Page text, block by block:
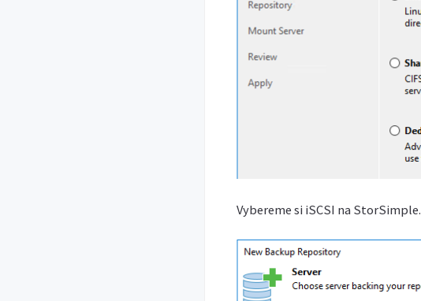
Vybereme si iSCSI na StorSimple.